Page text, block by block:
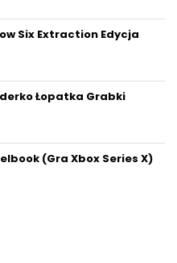
Six Extraction Edycja
Łopatka Grabki
(Gra Xbox Series X)